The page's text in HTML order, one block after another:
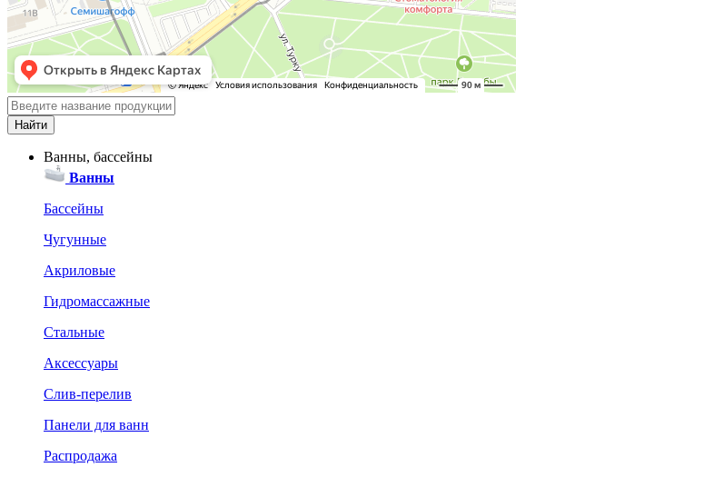
Ванны, бассейны
Ванны
Бассейны
Чугунные
Акриловые
Гидромассажные
Стальные
Аксессуары
Слив-перелив
Панели для ванн
Распродажа